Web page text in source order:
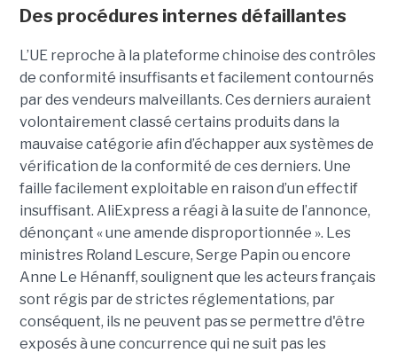
Des procédures internes défaillantes
L’UE reproche à la plateforme chinoise des contrôles
de conformité insuffisants et facilement contournés
par des vendeurs malveillants. Ces derniers auraient
volontairement classé certains produits dans la
mauvaise catégorie afin d’échapper aux systèmes de
vérification de la conformité de ces derniers. Une
faille facilement exploitable en raison d’un effectif
insuffisant. AliExpress a réagi à la suite de l’annonce,
dénonçant « une amende disproportionnée ». Les
ministres Roland Lescure, Serge Papin ou encore
Anne Le Hénanff, soulignent que les acteurs français
sont régis par de strictes réglementations, par
conséquent, ils ne peuvent pas se permettre d'être
exposés à une concurrence qui ne suit pas les